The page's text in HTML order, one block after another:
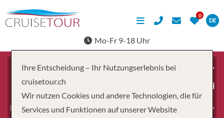
DE
Mo-Fr 9-18 Uhr
Erwachsene
Ihre Entscheidung – Ihr Nutzungserlebnis bei
cruisetour.ch
Wir nutzen Cookies und andere Technologien, die für
Services und Funktionen auf unserer Website